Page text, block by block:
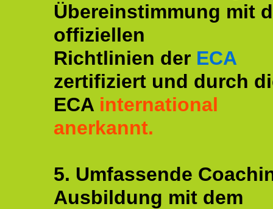
Übereinstimmung mit
offiziellen
Richtlinien der ECA
zertifiziert und durch
ECA international
anerkannt.
5. Umfassende
Ausbildung mit dem